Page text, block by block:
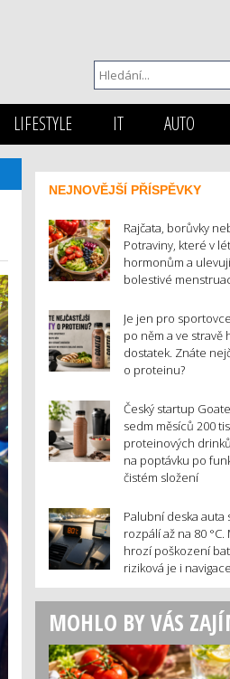
LIFESTYLE IT AUTO
NEJNOVĚJŠÍ PŘÍSPĚVKY
Rajčata, borůvky
Potraviny, které v
hormonům a
bolestivé
Je jen pro
po něm a ve stravě
dostatek. Znáte
o proteinu?
Český startup
sedm měsíců 200
proteinových
na poptávku po
čistém složení
Palubní deska auta
rozpálí až na 80
hrozí poškození
riziková je i navigace
MOHLO BY VÁS